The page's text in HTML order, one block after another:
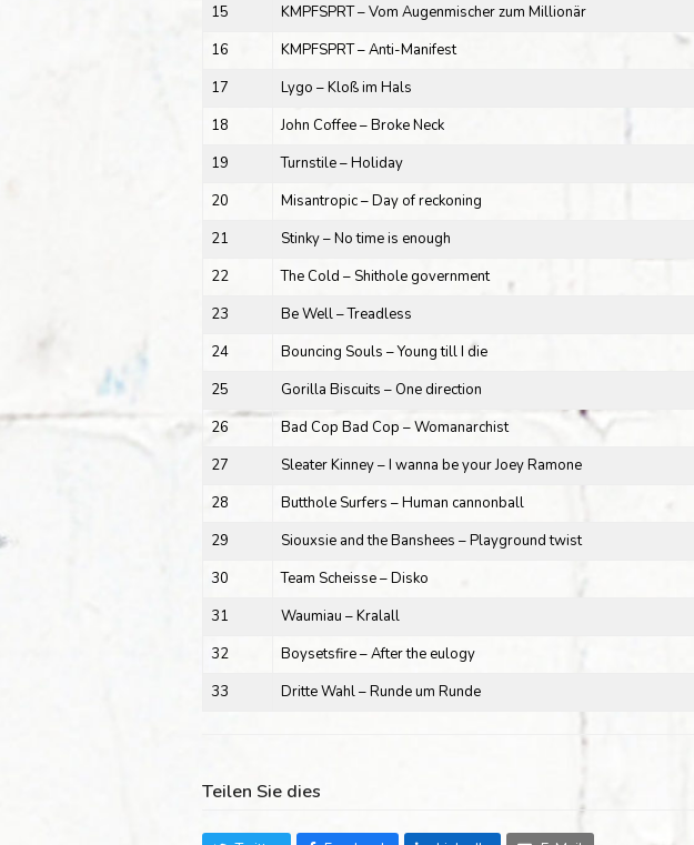
15
KMPFSPRT – Vom Augenmischer zum Millionär
16
KMPFSPRT – Anti-Manifest
17
Lygo – Kloß im Hals
18
John Coffee – Broke Neck
19
Turnstile – Holiday
20
Misantropic – Day of reckoning
21
Stinky – No time is enough
22
The Cold – Shithole government
23
Be Well – Treadless
24
Bouncing Souls – Young till I die
25
Gorilla Biscuits – One direction
26
Bad Cop Bad Cop – Womanarchist
27
Sleater Kinney – I wanna be your Joey Ramone
28
Butthole Surfers – Human cannonball
29
Siouxsie and the Banshees – Playground twist
30
Team Scheisse – Disko
31
Waumiau – Kralall
32
Boysetsfire – After the eulogy
33
Dritte Wahl – Runde um Runde
Teilen Sie dies